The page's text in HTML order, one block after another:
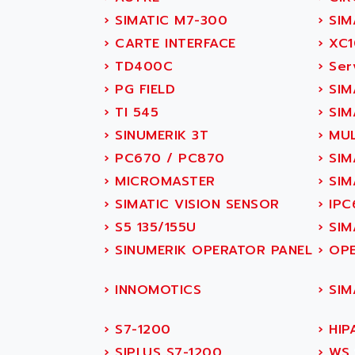
PANEL
APRIL 7000
SMC50
ABASK
ABB
ABB AS ROBOTIC
ABB REPAIR DEPT
ABB ROBOTICS
ABC VISION
ABD
ABG
ABL
ABL SURSUM
ABLE SYSTEMS
ABOUTBATTERIE
ABS COMPUTERS
› SIMATIC M7-300 ›
› CARTE INTERFACE ›
› TD400C ›
› PG FIELD ›
› TI 545 ›
› SINUMERIK 3T ›
› PC670 / PC870 ›
› MICROMASTER ›
› SIMATIC VISION SENSOR ›
› S5 135/155U ›
› SINUMERIK OPERATOR PANEL ›
› INNOMOTICS ›
› S7-1200 ›